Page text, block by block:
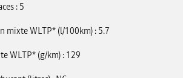
5
mixte WLTP* (l/100km) 5.7
WLTP* (g/km) 129